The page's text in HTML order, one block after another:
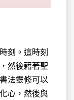
刻。這時刻
然後藉著聖
法靈修可以
心，然後與